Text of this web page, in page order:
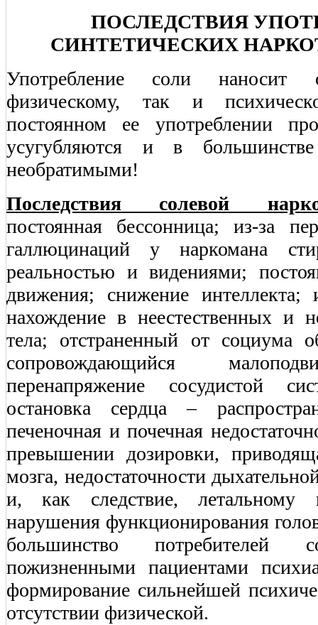
ПОСЛЕДСТВИЯ
СИНТЕТИЧЕСКИХ
Употребление соли
физическому, так и
постоянном ее употреблении
усугубляются и в большинстве
необратимыми!
Последствия солевой
постоянная бессонница; из-за
галлюцинаций у наркомана
реальностью и видениями;
движения; снижение интеллекта;
нахождение в неестественных и
тела; отстраненный от социума
сопровождающийся
перенапряжение сосудистой
остановка сердца –
печеночная и почечная
превышении дозировки,
мозга, недостаточности
и, как следствие, летальному
нарушения функционирования
большинство потребителей
пожизненными пациентами
формирование сильнейшей
отсутствии физической.